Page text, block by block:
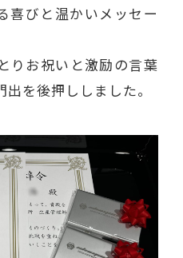
喜びと温かいメッセー
りお祝いと激励の言葉
を後押ししました。